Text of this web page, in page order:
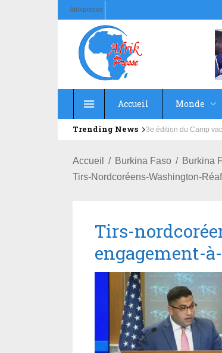
Afrikpresse
Accueil Monde
Trending News Education : la
Accueil Burkina Faso
Burkina
Tirs-Nordcoréens-Washington-
Tirs-
engagement-